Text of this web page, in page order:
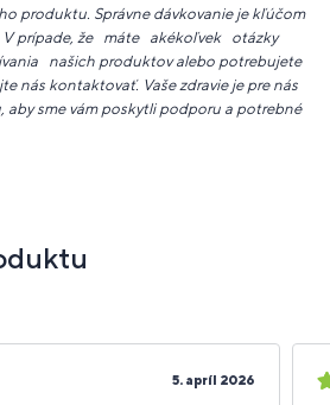
produktu. Správne dávkovanie je kľúčom
V prípade, že máte akékoľvek otázky
našich produktov alebo potrebujete
nás kontaktovať. Vaše zdravie je pre nás
aby sme vám poskytli podporu a potrebné
5. apríl 2026
4